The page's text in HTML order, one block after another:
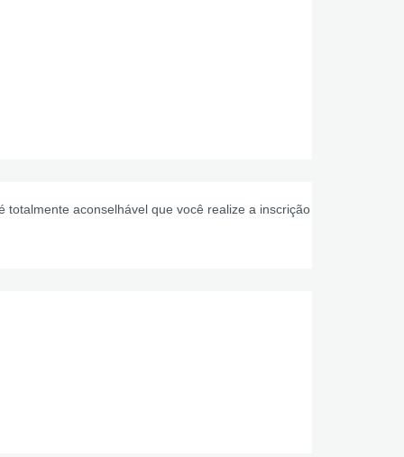
totalmente aconselhável que você realize a inscrição